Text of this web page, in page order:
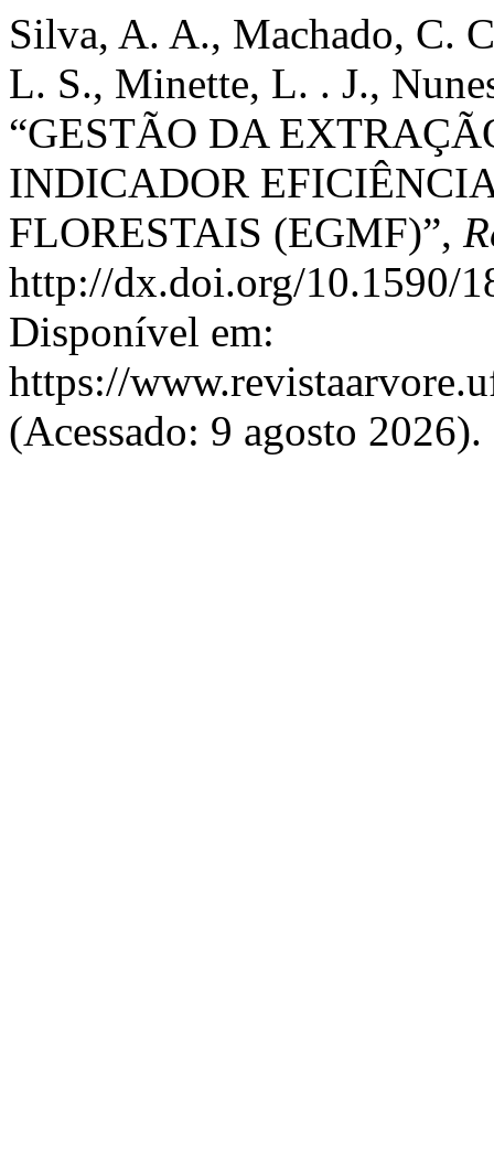
Silva, A. A., Machado, C.
L. S., Minette, L. . J.,
“GESTÃO DA
INDICADOR
FLORESTAIS (EGMF)”,
http://dx.doi.org/10.1590/
Disponível em:
https://
(Acessado: 9 agosto 2026).